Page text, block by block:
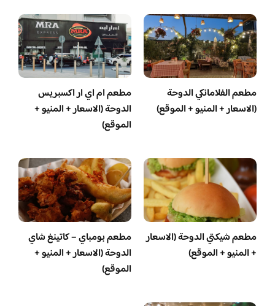
مطعم الفلامانكي الدوحة
(الاسعار + المنيو + الموقع)
مطعم ام اي ار اكسبريس
الدوحة (الاسعار + المنيو +
الموقع)
مطعم شيكتي الدوحة (الاسعار
+ المنيو + الموقع)
مطعم بومباي – كاتينغ شاي
الدوحة (الاسعار + المنيو +
الموقع)